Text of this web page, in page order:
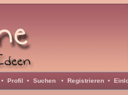
• Profil • Suchen • Registrieren •